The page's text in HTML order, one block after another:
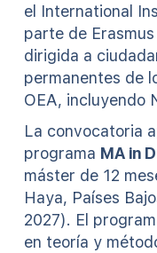
el International
parte de
dirigida a
permanentes de
OEA, incluyendo
La convocatoria
programa MA in
máster de 12
Haya, Países
2027). El
en teoría y